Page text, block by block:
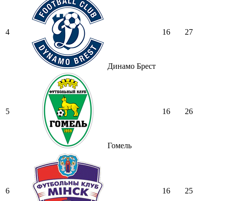
4
Динамо Брест
16 27
5
Гомель
16 26
6 16 25